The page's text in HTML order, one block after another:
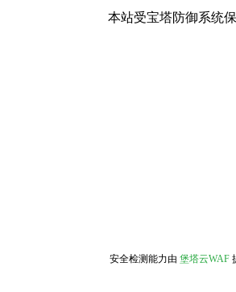
本站受宝塔防御系统
安全检测能力由 堡塔云WAF